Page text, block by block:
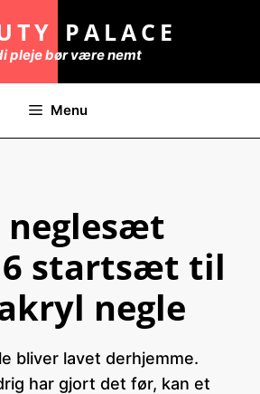
PALACE
pleje bør være nemt
Menu
neglesæt
6 startsæt til
negle
bliver lavet derhjemme.
har gjort det før, kan et